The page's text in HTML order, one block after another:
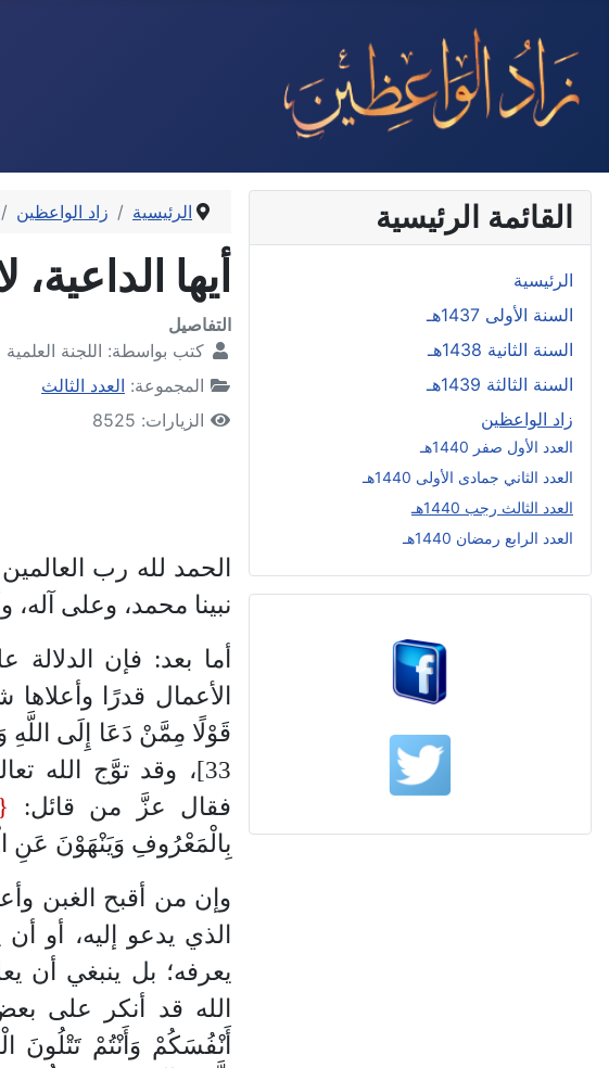
القائمة الرئيسية
الرئيسية
السنة الأولى 1437هـ
السنة الثانية 1438هـ
السنة الثالثة 1439هـ
زاد الواعظين
العدد الأول صفر 1440هـ
العدد الثاني جمادى الأولى 1440هـ
العدد الثالث رجب 1440هـ
العدد الرابع رمضان 1440هـ
الرئيسية زاد الواعظين
أيها
التفاصيل
كتب بواسطة: اللجنة العلمية
المجموعة: العدد الثالث
الزيارات: 8525
الحمد لله رب
نبينا محمد، وعلى
أما بعد: فإن
الأعمال قدرًا
قَوْلًا مِمَّنْ دَعَا إِلَى
33]، وقد توَّج الله
فقال عزَّ من قائل: {
بِالْمَعْرُوفِ وَيَنْهَوْنَ عَنِ
وإن من أقبح الغبن
الذي يدعو إليه، أو
يعرفه؛ بل ينبغي أن
الله قد أنكر على
أَنْفُسَكُمْ وَأَنْتُمْ تَتْلُونَ